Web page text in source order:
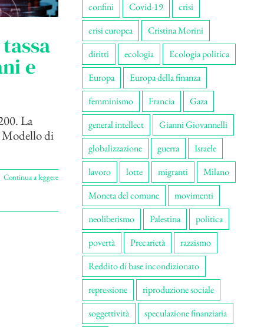
e
La
Modello di
Continua a leggere
confini
Covid-19
crisi
crisi europea
Cristina Morini
diritti
ecologia
Ecologia politica
Europa
Europa della finanza
femminismo
Francia
Gaza
general intellect
Gianni Giovannelli
globalizzazione
guerra
Israele
lavoro
lotte migranti
Milano
Moneta del comune
movimenti
neoliberismo
Palestina
politica
povertà
Precarietà
razzismo
Reddito di base incondizionato
repressione
riproduzione sociale
soggettività
speculazione finanziaria